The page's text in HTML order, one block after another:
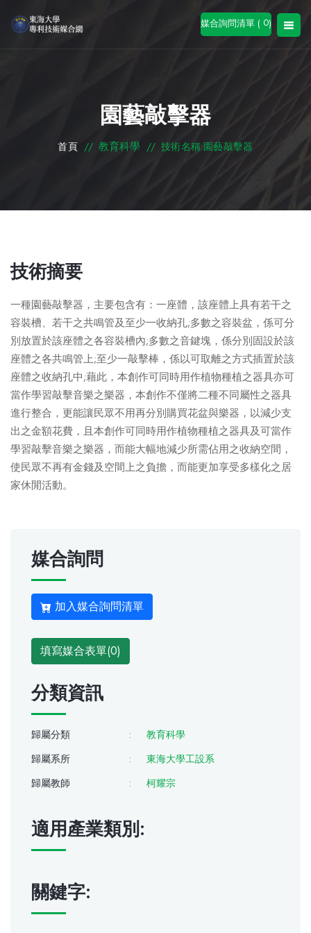
媒合詢問清單 ( 0)
園藝敲擊器
首頁 // 教育科學 // 技術名稱:園藝敲擊器
技術摘要
一種園藝敲擊器，主要包含有：一座體，該座體上具有若干之
容裝槽、若干之共鳴管及至少一收納孔;多數之容裝盆，係可分
別放置於該座體之各容裝槽內;多數之音鍵塊，係分別固設於該
座體之各共鳴管上;至少一敲擊棒，係以可取離之方式插置於該
座體之收納孔中;藉此，本創作可同時用作植物種植之器具亦可
當作學習敲擊音樂之樂器，本創作不僅將二種不同屬性之器具
進行整合，更能讓民眾不用再分別購買花盆與樂器，以減少支
出之金額花費，且本創作可同時用作植物種植之器具及可當作
學習敲擊音樂之樂器，而能大幅地減少所需佔用之收納空間，
使民眾不再有金錢及空間上之負擔，而能更加享受多樣化之居
家休閒活動。
媒合詢問
加入媒合詢問清單
填寫媒合表單(0)
分類資訊
歸屬分類 :
教育科學
歸屬系所
:
東海大學工設系
歸屬教師
: 柯耀宗
適用產業類別:
關鍵字: